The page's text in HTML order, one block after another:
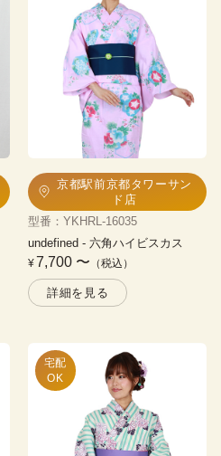
京都駅前京都タワーサン
ド店
型番 ： YKHRL-16035
undefined - 六角ハイビスカス
¥7,700 〜 （税込）
詳細を見る
宅配
OK